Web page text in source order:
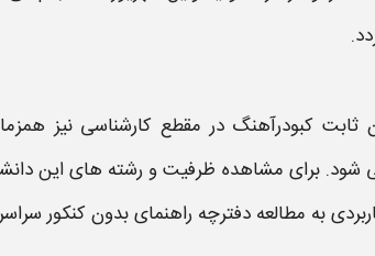
ثابت کبودرآهنگ در مقطع کارشناسینیز
شود. برای مشاهده ظرفیت و رشته های این
به مطالعه دفترچه راهنمای بدون کنکور